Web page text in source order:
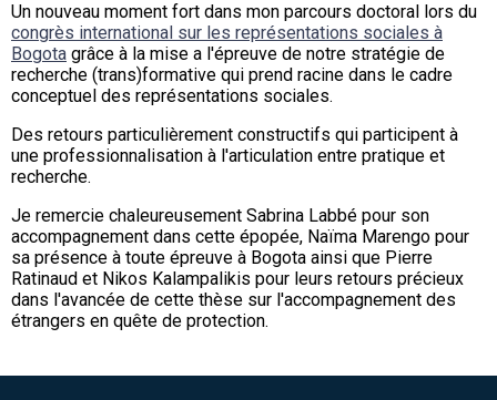
Un nouveau moment fort dans mon parcours doctoral lors du
congrès international sur les représentations sociales à
Bogota grâce à la mise a l'épreuve de notre stratégie de
recherche (trans)formative qui prend racine dans le cadre
conceptuel des représentations sociales.
Des retours particulièrement constructifs qui participent à
une professionnalisation à l'articulation entre pratique et
recherche.
Je remercie chaleureusement Sabrina Labbé pour son
accompagnement dans cette épopée, Naïma Marengo pour
sa présence à toute épreuve à Bogota ainsi que Pierre
Ratinaud et Nikos Kalampalikis pour leurs retours précieux
dans l'avancée de cette thèse sur l'accompagnement des
étrangers en quête de protection.